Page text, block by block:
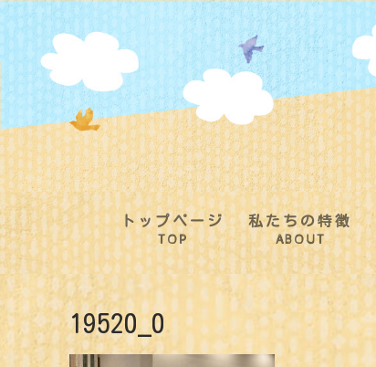
コ
ツ
ス
キ
ッ
プ
トップページ
TOP
私たちの特徴
ABOUT
19520_0